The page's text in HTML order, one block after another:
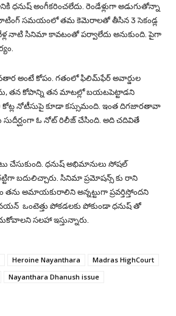
అంగీకరించలేదు. రెండేళ్లుగా అడుగుతోన్నా
షూటింగ్ సమయంలో తమ కెమెరాలతో తీసిన 3 సెకండ్ల
నాటి సినిమా కావటంతో పర్వాలేదు అనుకుంది. పైగా
అంటే కోపం. గతంలో ఫిలిమ్‌ఫేర్ అవార్డుల
తన కోపాన్ని తన మాటల్లో బయటపెట్టాడని
నోటీసుపై కూడా కస్సుమంది. ఇంత దిగజారతావా
ఓ నోట్ రిలీజ్ చేసింది. అది చదివితే
చేసుకుంది. ధనుష్ అభిమానులు సోషల్
బదులిచ్చారు. సినిమా ప్రమోషన్స్ కు రాని
అమాయకురాలిని అన్నట్టుగా ప్రవర్తిస్తోందని
ఒంటెత్తు పోకడలకు పోకుండా ధనుష్ తో
సలహా ఇస్తున్నారు.
Heroine Nayanthara
Madras HighCourt
Nayanthara Dhanush issue